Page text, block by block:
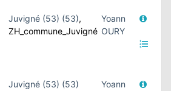
Juvigné (53) (53),
ZH_commune_Juvigné
Yoann
OURY
Juvigné (53) (53)
Yoann